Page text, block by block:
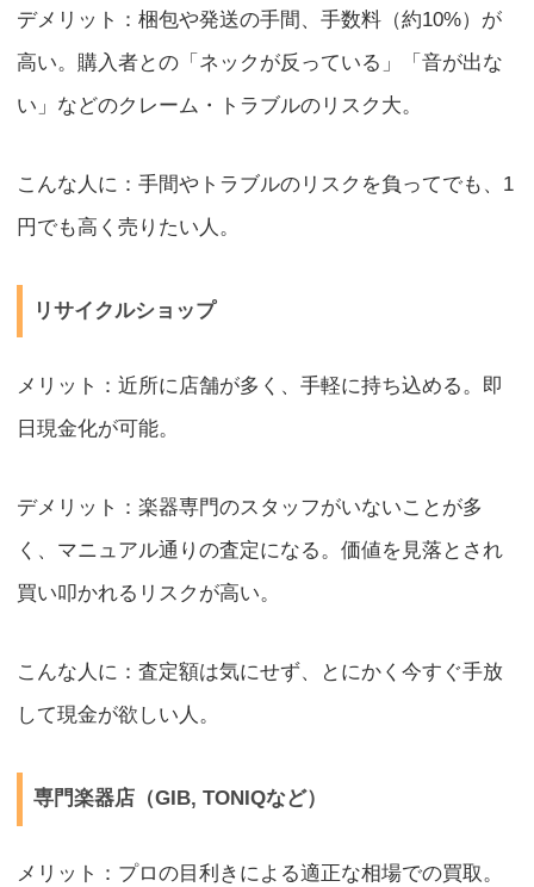
デメリット：梱包や発送の手間、手数料（約10%）が
高い。購入者との「ネックが反っている」「音が出な
い」などのクレーム・トラブルのリスク大。
こんな人に：手間やトラブルのリスクを負ってでも、1
円でも高く売りたい人。
リサイクルショップ
メリット：近所に店舗が多く、手軽に持ち込める。即
日現金化が可能。
デメリット：楽器専門のスタッフがいないことが多
く、マニュアル通りの査定になる。価値を見落とされ
買い叩かれるリスクが高い。
こんな人に：査定額は気にせず、とにかく今すぐ手放
して現金が欲しい人。
専門楽器店（GIB, TONIQなど）
メリット：プロの目利きによる適正な相場での買取。